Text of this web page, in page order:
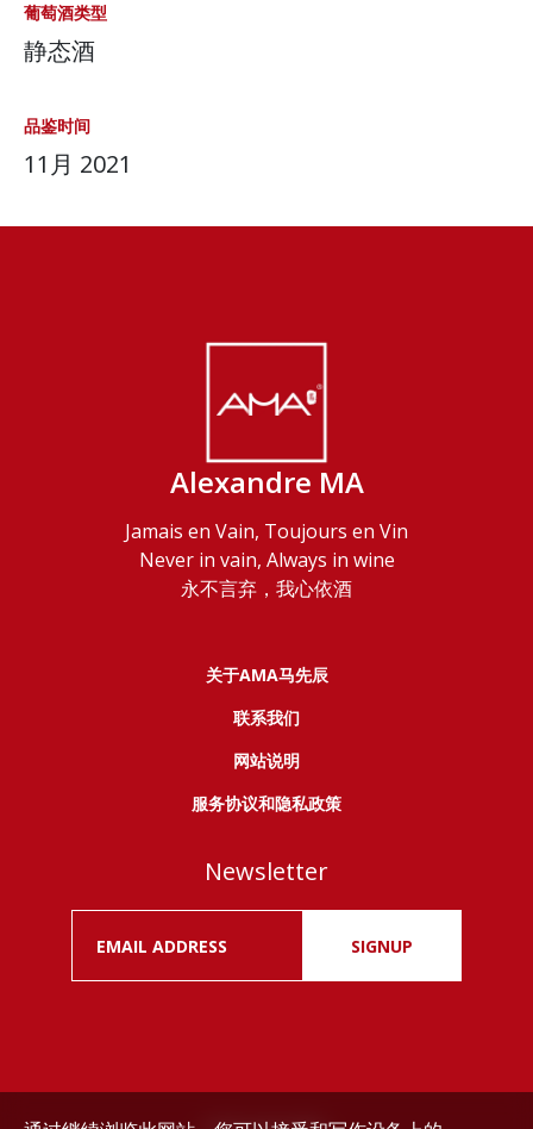
葡萄酒类型
静态酒
品鉴时间
11月 2021
Alexandre MA
Jamais en Vain, Toujours en Vin
Never in vain, Always in wine
永不言弃，我心依酒
关于AMA马先辰
联系我们
网站说明
服务协议和隐私政策
Newsletter
SIGNUP